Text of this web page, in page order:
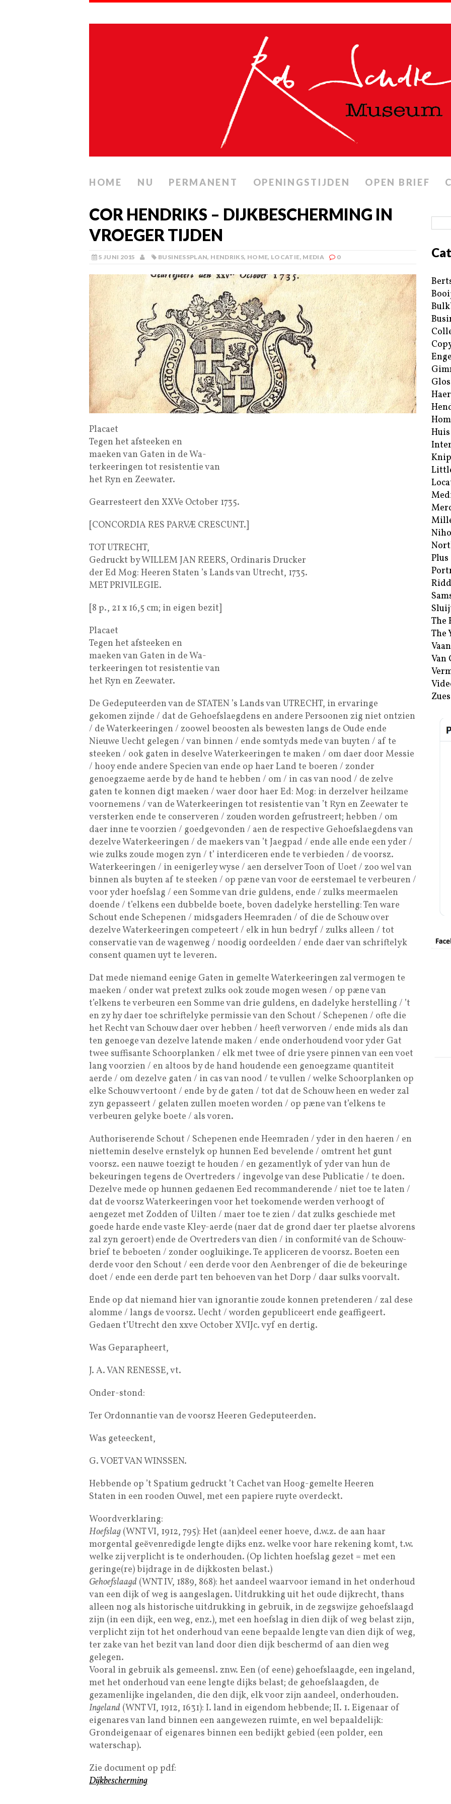
HOME NU PERMANENT OPENINGSTIJDEN OPEN BRIEF
COR HENDRIKS – DIJKBESCHERMING IN
VROEGER TIJDEN
5 JUNI 2015 BUSINESSPLAN, HENDRIKS, HOME, LOCATIE, MEDIA 0
Placaet
Tegen het afsteeken en
maeken van Gaten in de Wa-
terkeeringen tot resistentie van
het Ryn en Zeewater.
Gearresteert den XXVe October 1735.
[CONCORDIA RES PARVÆ CRESCUNT.]
TOT UTRECHT,
Gedruckt by WILLEM JAN REERS, Ordinaris Drucker
der Ed Mog: Heeren Staten ’s Lands van Utrecht, 1735.
MET PRIVILEGIE.
[8 p., 21 x 16,5 cm; in eigen bezit]
Placaet
Tegen het afsteeken en
maeken van Gaten in de Wa-
terkeeringen tot resistentie van
het Ryn en Zeewater.
De Gedeputeerden van de STATEN ’s Lands van UTRECHT, in ervaringe
gekomen zijnde / dat de Gehoefslaegdens en andere Persoonen zig niet ontzien
/ de Waterkeeringen / zoowel beoosten als bewesten langs de Oude ende
Nieuwe Uecht gelegen / van binnen / ende somtyds mede van buyten / af te
steeken / ook gaten in deselve Waterkeeringen te maken / om daer door Messie
/ hooy ende andere Specien van ende op haer Land te boeren / zonder
genoegzaeme aerde by de hand te hebben / om / in cas van nood / de zelve
gaten te konnen digt maeken / waer door haer Ed: Mog: in derzelver heilzame
voornemens / van de Waterkeeringen tot resistentie van ’t Ryn en Zeewater te
versterken ende te conserveren / zouden worden gefrustreert; hebben / om
daer inne te voorzien / goedgevonden / aen de respective Gehoefslaegdens van
dezelve Waterkeeringen / de maekers van ’t Jaegpad / ende alle ende een yder /
wie zulks zoude mogen zyn / t’ interdiceren ende te verbieden / de voorsz.
Waterkeeringen / in eenigerley wyse / aen derselver Toon of Uoet / zoo wel van
binnen als buyten af te steeken / op pæne van voor de eerstemael te verbeuren /
voor yder hoefslag / een Somme van drie guldens, ende / zulks meermaelen
doende / t’elkens een dubbelde boete, boven dadelyke herstelling: Ten ware
Schout ende Schepenen / midsgaders Heemraden / of die de Schouw over
dezelve Waterkeeringen competeert / elk in hun bedryf / zulks alleen / tot
conservatie van de wagenweg / noodig oordeelden / ende daer van schriftelyk
consent quamen uyt te leveren.
Dat mede niemand eenige Gaten in gemelte Waterkeeringen zal vermogen te
maeken / onder wat pretext zulks ook zoude mogen wesen / op pæne van
t’elkens te verbeuren een Somme van drie guldens, en dadelyke herstelling / ’t
en zy hy daer toe schriftelyke permissie van den Schout / Schepenen / ofte die
het Recht van Schouw daer over hebben / heeft verworven / ende mids als dan
ten genoege van dezelve latende maken / ende onderhoudend voor yder Gat
twee suffisante Schoorplanken / elk met twee of drie ysere pinnen van een voet
lang voorzien / en altoos by de hand houdende een genoegzame quantiteit
aerde / om dezelve gaten / in cas van nood / te vullen / welke Schoorplanken op
elke Schouw vertoont / ende by de gaten / tot dat de Schouw heen en weder zal
zyn gepasseert / gelaten zullen moeten worden / op pæne van t’elkens te
verbeuren gelyke boete / als voren.
Authoriserende Schout / Schepenen ende Heemraden / yder in den haeren / en
niettemin deselve ernstelyk op hunnen Eed bevelende / omtrent het gunt
voorsz. een nauwe toezigt te houden / en gezamentlyk of yder van hun de
bekeuringen tegens de Overtreders / ingevolge van dese Publicatie / te doen.
Dezelve mede op hunnen gedaenen Eed recommanderende / niet toe te laten /
dat de voorsz Waterkeeringen voor het toekomende werden verhoogt of
aengezet met Zodden of Uilten / maer toe te zien / dat zulks geschiede met
goede harde ende vaste Kley-aerde (naer dat de grond daer ter plaetse alvorens
zal zyn geroert) ende de Overtreders van dien / in conformité van de Schouw-
brief te beboeten / zonder oogluikinge. Te appliceren de voorsz. Boeten een
derde voor den Schout / een derde voor den Aenbrenger of die de bekeuringe
doet / ende een derde part ten behoeven van het Dorp / daar sulks voorvalt.
Ende op dat niemand hier van ignorantie zoude konnen pretenderen / zal dese
alomme / langs de voorsz. Uecht / worden gepubliceert ende geaffigeert.
Gedaen t’Utrecht den xxve October XVIJc. vyf en dertig.
Was Geparapheert,
J. A. VAN RENESSE, vt.
Onder-stond:
Ter Ordonnantie van de voorsz Heeren Gedeputeerden.
Was geteeckent,
G. VOET VAN WINSSEN.
Hebbende op ’t Spatium gedruckt ’t Cachet van Hoog-gemelte Heeren
Staten in een rooden Ouwel, met een papiere ruyte overdeckt.
Woordverklaring:
Hoefslag (WNT VI, 1912, 795): Het (aan)deel eener hoeve, d.w.z. de aan haar
morgental geëvenredigde lengte dijks enz. welke voor hare rekening komt, t.w.
welke zij verplicht is te onderhouden. (Op lichten hoefslag gezet = met een
geringe(re) bijdrage in de dijkkosten belast.)
Gehoefslaagd (WNT IV, 1889, 868): het aandeel waarvoor iemand in het onderhoud
van een dijk of weg is aangeslagen. Uitdrukking uit het oude dijkrecht, thans
alleen nog als historische uitdrukking in gebruik, in de zegswijze gehoefslaagd
zijn (in een dijk, een weg, enz.), met een hoefslag in dien dijk of weg belast zijn,
verplicht zijn tot het onderhoud van eene bepaalde lengte van dien dijk of weg,
ter zake van het bezit van land door dien dijk beschermd of aan dien weg
gelegen.
Vooral in gebruik als gemeensl. znw. Een (of eene) gehoefslaagde, een ingeland,
met het onderhoud van eene lengte dijks belast; de gehoefslaagden, de
gezamenlijke ingelanden, die den dijk, elk voor zijn aandeel, onderhouden.
Ingeland (WNT VI, 1912, 1631): I. land in eigendom hebbende; II. 1. Eigenaar of
eigenares van land binnen een aangewezen ruimte, en wel bepaaldelijk:
Grondeigenaar of eigenares binnen een bedijkt gebied (een polder, een
waterschap).
Zie document op pdf:
Dijkbescherming
Plus
The
The
Van